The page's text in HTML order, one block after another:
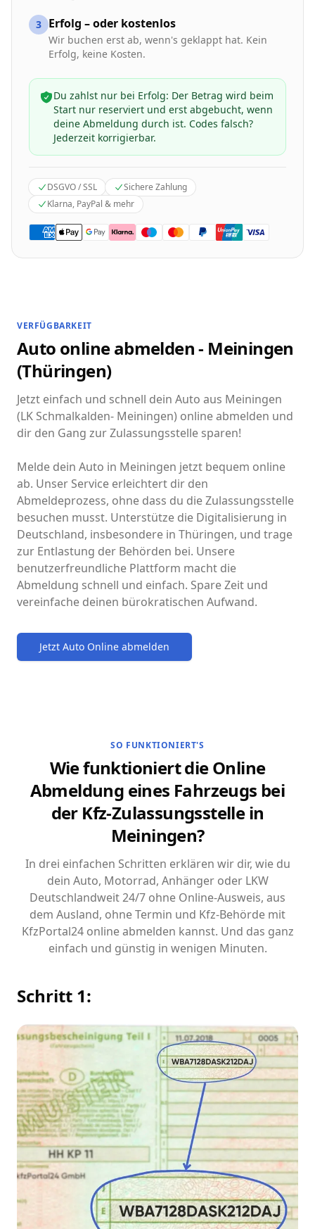
3 Erfolg – oder kostenlos
Wir buchen erst ab, wenn's geklappt hat. Kein
Erfolg, keine Kosten.
Du zahlst nur bei Erfolg: Der Betrag wird beim
Start nur reserviert und erst abgebucht, wenn
deine Abmeldung durch ist. Codes falsch?
Jederzeit korrigierbar.
DSGVO / SSL
Sichere Zahlung
Klarna, PayPal & mehr
VERFÜGBARKEIT
Auto online abmelden - Meiningen
(Thüringen)
Jetzt einfach und schnell dein Auto aus Meiningen
(LK Schmalkalden- Meiningen) online abmelden und
dir den Gang zur Zulassungsstelle sparen!
Melde dein Auto in Meiningen jetzt bequem online
ab. Unser Service erleichtert dir den
Abmeldeprozess, ohne dass du die Zulassungsstelle
besuchen musst. Unterstütze die Digitalisierung in
Deutschland, insbesondere in Thüringen, und trage
zur Entlastung der Behörden bei. Unsere
benutzerfreundliche Plattform macht die
Abmeldung schnell und einfach. Spare Zeit und
vereinfache deinen bürokratischen Aufwand.
Jetzt Auto Online abmelden
SO FUNKTIONIERT'S
Wie funktioniert die Online
Abmeldung eines Fahrzeugs bei
der Kfz-Zulassungsstelle in
Meiningen?
In drei einfachen Schritten erklären wir dir, wie du
dein Auto, Motorrad, Anhänger oder LKW
Deutschlandweit 24/7 ohne Online-Ausweis, aus
dem Ausland, ohne Termin und Kfz-Behörde mit
KfzPortal24 online abmelden kannst. Und das ganz
einfach und günstig in wenigen Minuten.
Schritt 1: